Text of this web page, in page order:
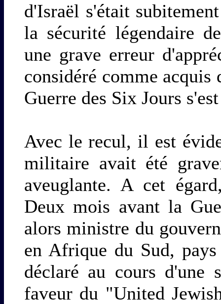
d'Israël s'était
la sécurité légendaire
une grave erreur
considéré comme
Guerre des Six Jours
Avec le recul, il est
militaire avait été
aveuglante. A cet
Deux mois avant la
alors ministre du
en Afrique du Sud,
déclaré au cours d'une
faveur du "United